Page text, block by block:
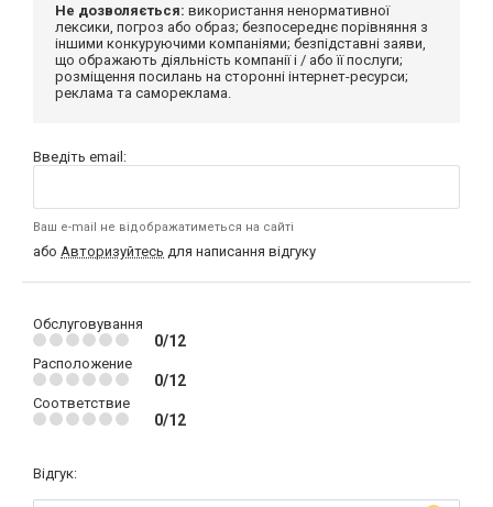
Не дозволяється: використання ненормативної
лексики, погроз або образ; безпосереднє порівняння з
іншими конкуруючими компаніями; безпідставні заяви,
що ображають діяльність компанії і / або її послуги;
розміщення посилань на сторонні інтернет-ресурси;
реклама та самореклама.
Введіть email:
Ваш e-mail не відображатиметься на сайті
або Авторизуйтесь для написання відгуку
Обслуговування
0/12
Расположение
0/12
Соответствие
0/12
Відгук: